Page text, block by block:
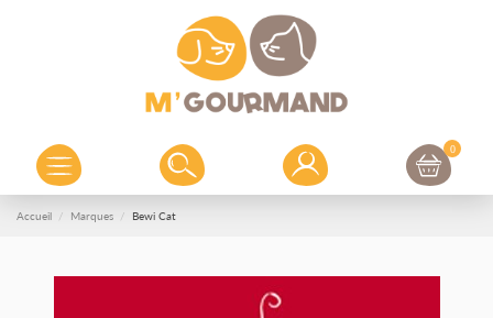
0
Accueil Marques Bewi Cat